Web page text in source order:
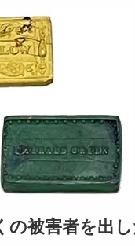
の被害者を出